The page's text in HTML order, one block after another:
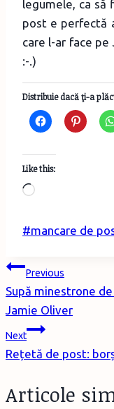
legumele, ca să
post e perfectă
care l-ar face pe
:-.)
Distribuie dacă ţi-a
Like this:
Loading…
Post
#mancare de
Post
navigation
Previous
Supă minestrone
Jamie Oliver
Next
Rețetă de post:
Articole